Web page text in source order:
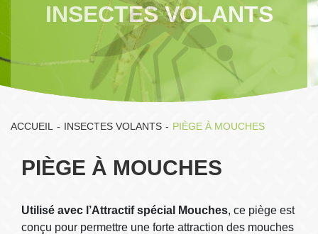
INSECTES VOLANTS
ACCUEIL - INSECTES VOLANTS - PIÈGE À MOUCHES
PIÈGE À MOUCHES
Utilisé avec l’Attractif spécial Mouches, ce piège est
conçu pour permettre une forte attraction des mouches